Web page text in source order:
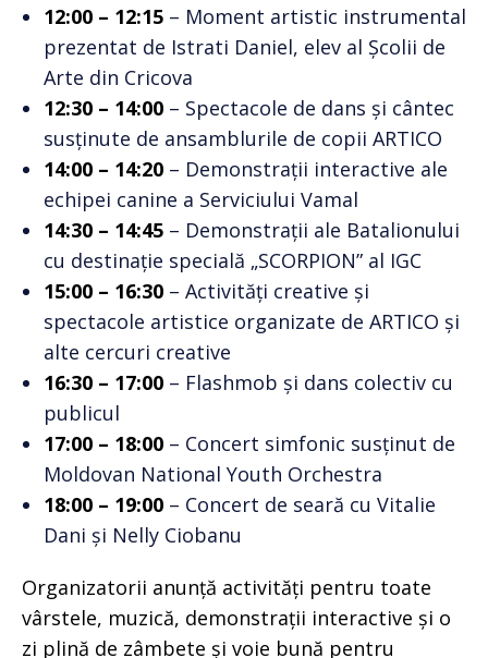
12:00 – 12:15 – Moment artistic instrumental
prezentat de Istrati Daniel, elev al Școlii de
Arte din Cricova
12:30 – 14:00 – Spectacole de dans și cântec
susținute de ansamblurile de copii ARTICO
14:00 – 14:20 – Demonstrații interactive ale
echipei canine a Serviciului Vamal
14:30 – 14:45 – Demonstrații ale Batalionului
cu destinație specială „SCORPION” al IGC
15:00 – 16:30 – Activități creative și
spectacole artistice organizate de ARTICO și
alte cercuri creative
16:30 – 17:00 – Flashmob și dans colectiv cu
publicul
17:00 – 18:00 – Concert simfonic susținut de
Moldovan National Youth Orchestra
18:00 – 19:00 – Concert de seară cu Vitalie
Dani și Nelly Ciobanu
Organizatorii anunță activități pentru toate
vârstele, muzică, demonstrații interactive și o
zi plină de zâmbete și voie bună pentru